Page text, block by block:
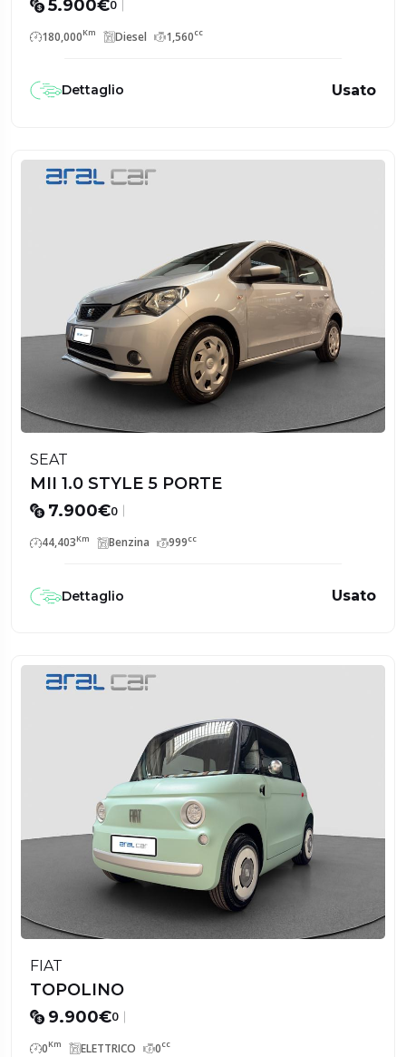
5.900€0
180,000Km Diesel 1,560cc
Dettaglio Usato
SEAT
MII 1.0 STYLE 5 PORTE
7.900€0
44,403Km Benzina 999cc
Dettaglio Usato
FIAT
TOPOLINO
9.900€0
0Km ELETTRICO 0cc